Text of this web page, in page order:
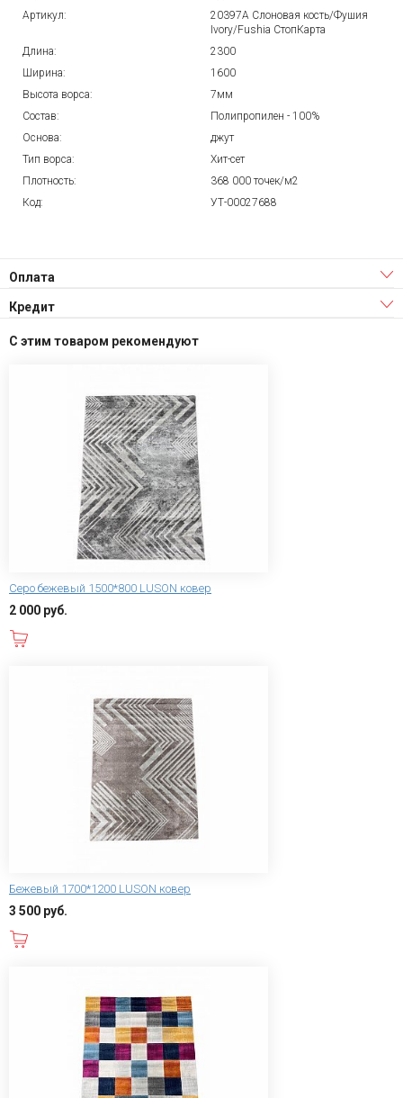
Артикул:
20397A Слоновая кость/Фушия
Ivory/Fushia СтопКарта
Длина:
2300
Ширина:
1600
Высота ворса:
7мм
Состав:
Полипропилен - 100%
Основа:
джут
Тип ворса:
Хит-сет
Плотность:
368 000 точек/м2
Код:
УТ-00027688
Оплата
Кредит
С этим товаром рекомендуют
Серо бежевый 1500*800 LUSON ковер
2 000 руб.
Бежевый 1700*1200 LUSON ковер
3 500 руб.